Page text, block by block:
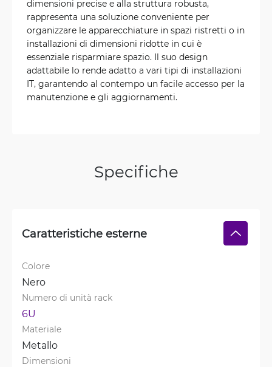
dimensioni precise e alla struttura robusta,
rappresenta una soluzione conveniente per
organizzare le apparecchiature in spazi ristretti o in
installazioni di dimensioni ridotte in cui è
essenziale risparmiare spazio. Il suo design
adattabile lo rende adatto a vari tipi di installazioni
IT, garantendo al contempo un facile accesso per la
manutenzione e gli aggiornamenti.
Specifiche
Caratteristiche esterne
Colore
Nero
Numero di unità rack
6U
Materiale
Metallo
Dimensioni